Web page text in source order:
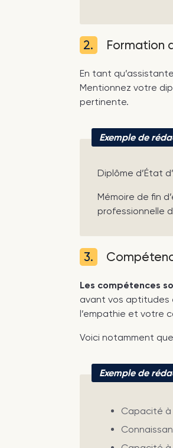
2. Formation
En tant
Mentionnez votre
pertinente.
Exemple de
Diplôme d’État
Mémoire de fin
professionnelle
3.
Les compétences
avant vos aptitudes
l’empathie et votre
Voici notamment
Exemple de
Capacité à